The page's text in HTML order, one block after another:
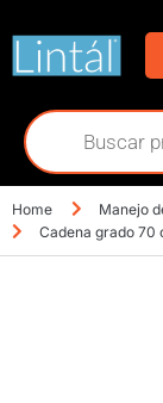
Home
Manejo
Cadena grado 70